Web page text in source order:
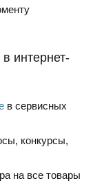
интернет-
в сервисных
конкурсы,
на все товары